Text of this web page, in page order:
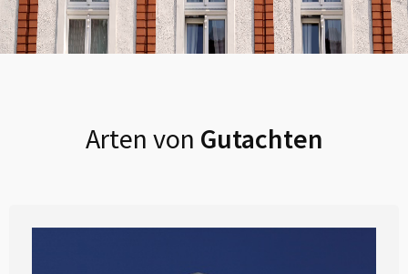
Arten von Gutachten